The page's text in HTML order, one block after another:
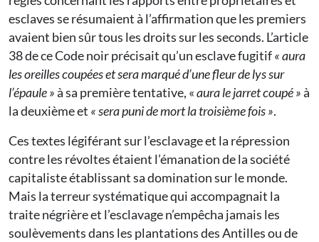
esclaves se résumaient à l’affirmation que les premiers
avaient bien sûr tous les droits sur les seconds. L’article
38 de ce Code noir précisait qu’un esclave fugitif« aura
les oreilles coupées et sera marqué d’une fleur de lys sur
l’épaule »à sa première tentative, «aura le jarret coupé »à
la deuxième et « sera puni de mort la troisième fois ».
Ces textes légiférant sur l’esclavage et la répression
contre les révoltes étaient l’émanation de la société
capitaliste établissant sa domination sur le monde.
Mais la terreur systématique qui accompagnait la
traite négrière et l’esclavage n’empêcha jamais les
soulèvements dans les plantations des Antilles ou de